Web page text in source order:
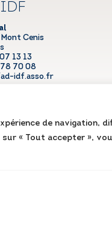
de navigation,
« Tout accepter »,
Mont Cenis
07 13 13
78 70 08
idf.asso.fr